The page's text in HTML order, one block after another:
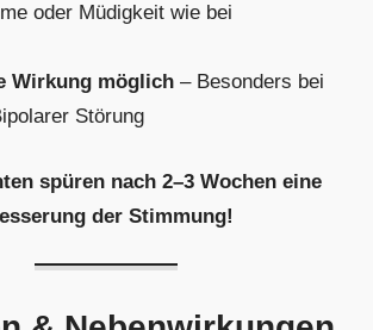
oder Müdigkeit wie bei
Wirkung möglich – Besonders bei
Störung
spüren nach 2–3 Wochen eine
der Stimmung!